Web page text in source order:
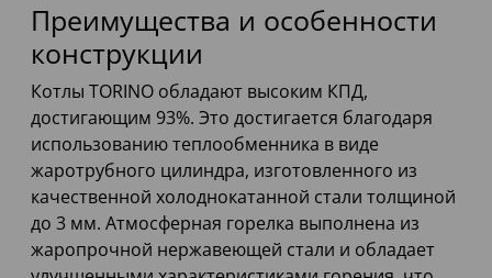
Преимущества и особенности
конструкции
Котлы TORINO обладают высоким КПД,
достигающим 93%. Это достигается благодаря
использованию теплообменника в виде
жаротрубного цилиндра, изготовленного из
качественной холоднокатанной стали толщиной
до 3 мм. Атмосферная горелка выполнена из
жаропрочной нержавеющей стали и обладает